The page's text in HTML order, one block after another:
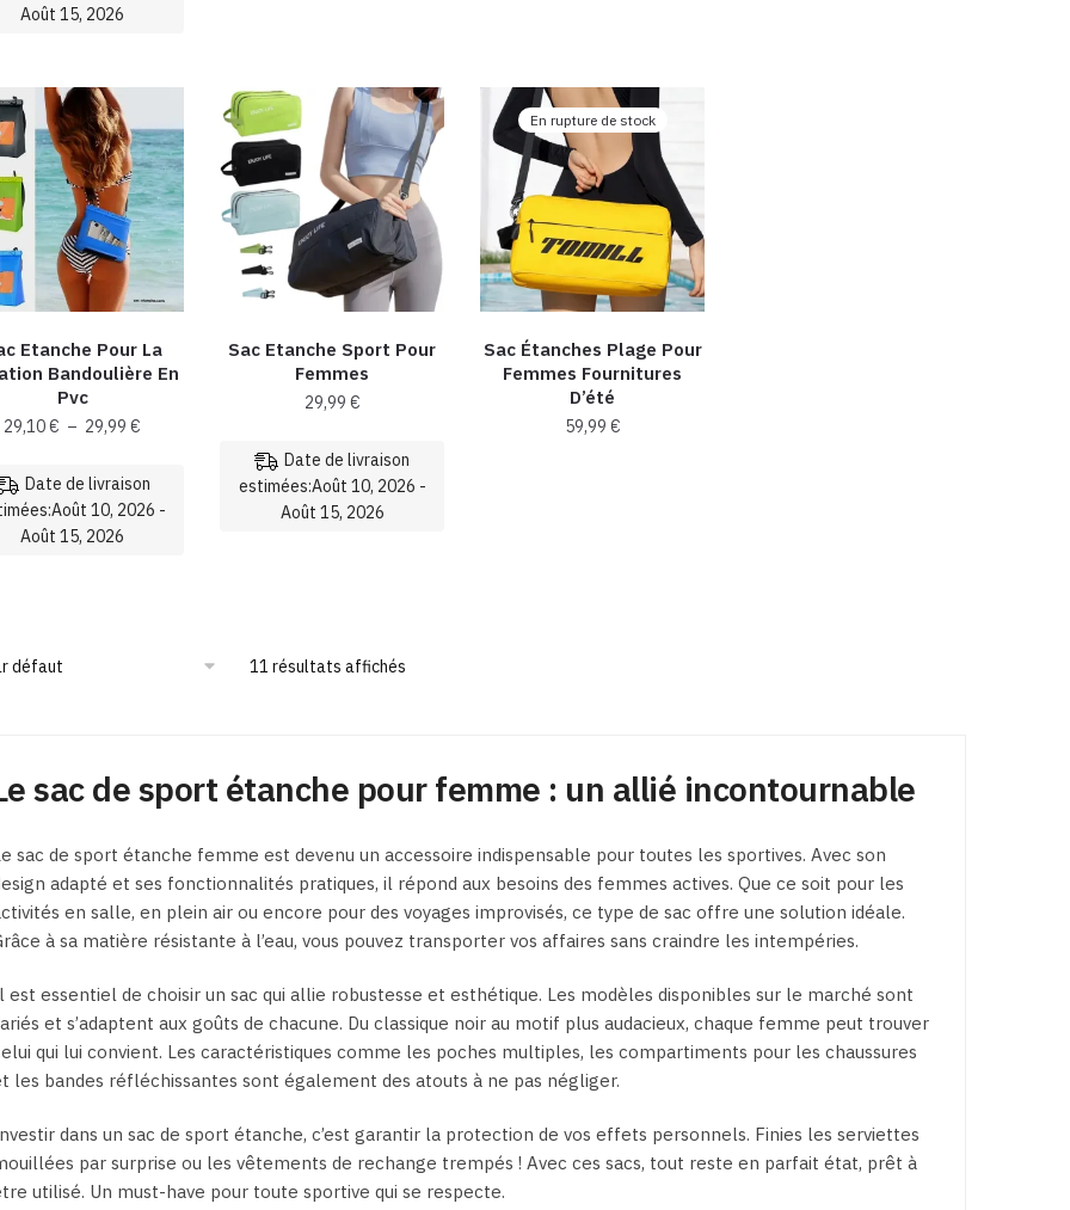
Août 15, 2026
produit
a
plusieurs
variations.
Les
options
peuvent
être
sur
la
page
du
plusieurs
variations.
Les
options
peuvent
être
choisies
sur
page
du
variations.
Les
options
peuvent
être
choisies
sur
la
page
du
produit
Etanche Pour La
Bandoulière En
Pvc
29,10€ – 29,99€
prix :
29,10 €
Date de livraison
10, 2026 -
Août 15, 2026
peuvent
choisies
sur
la
page
produit
Sac Etanche Sport Pour
Femmes
29,99 €
Date de livraison
estimées:Août 10, 2026 -
Août 15, 2026
variations.
être
sur
la
page
du
En rupture de stock
Sac Étanches Plage Pour
Femmes Fournitures
D’été
59,99 €
la
du
produit
11 résultats affichés
sac de sport étanche pour femme : un allié incontournable
sac de sport étanche femme est devenu un accessoire indispensable pour toutes les sportives. Avec son
adapté et ses fonctionnalités pratiques, il répond aux besoins des femmes actives. Que ce soit pour les
en salle, en plein air ou encore pour des voyages improvisés, ce type de sac offre une solution idéale.
à sa matière résistante à l’eau, vous pouvez transporter vos affaires sans craindre les intempéries.
est essentiel de choisir un sac qui allie robustesse et esthétique. Les modèles disponibles sur le marché sont
et s’adaptent aux goûts de chacune. Du classique noir au motif plus audacieux, chaque femme peut trouver
qui lui convient. Les caractéristiques comme les poches multiples, les compartiments pour les chaussures
les bandes réfléchissantes sont également des atouts à ne pas négliger.
dans un sac de sport étanche, c’est garantir la protection de vos effets personnels. Finies les serviettes
par surprise ou les vêtements de rechange trempés ! Avec ces sacs, tout reste en parfait état, prêt à
utilisé. Un must-have pour toute sportive qui se respecte.